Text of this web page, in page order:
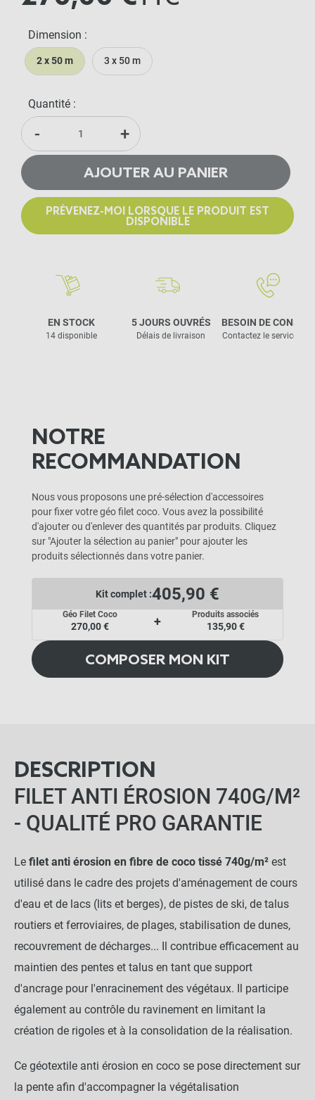
Dimension :
2 x 50 m 3 x 50 m
Quantité :
- +
AJOUTER AU PANIER
PRÉVENEZ-MOI LORSQUE LE PRODUIT EST
DISPONIBLE
EN STOCK
14 disponible
5 JOURS OUVRÉS
Délais de livraison
BESOIN DE CONSEIL
Contactez le service
NOTRE
RECOMMANDATION
Nous vous proposons une pré-sélection d'accessoires
pour fixer votre géo filet coco. Vous avez la possibilité
d'ajouter ou d'enlever des quantités par produits. Cliquez
sur "Ajouter la sélection au panier" pour ajouter les
produits sélectionnés dans votre panier.
Kit complet :405,90 €
Géo Filet Coco
270,00 € +
Produits associés
135,90 €
COMPOSER MON KIT
DESCRIPTION
FILET ANTI ÉROSION 740G/M²
- QUALITÉ PRO GARANTIE
Le filet anti érosion en fibre de coco tissé 740g/m² est
utilisé dans le cadre des projets d'aménagement de cours
d'eau et de lacs (lits et berges), de pistes de ski, de talus
routiers et ferroviaires, de plages, stabilisation de dunes,
recouvrement de décharges... Il contribue efficacement au
maintien des pentes et talus en tant que support
d'ancrage pour l'enracinement des végétaux. Il participe
également au contrôle du ravinement en limitant la
création de rigoles et à la consolidation de la réalisation.
Ce géotextile anti érosion en coco se pose directement sur
la pente afin d'accompagner la végétalisation